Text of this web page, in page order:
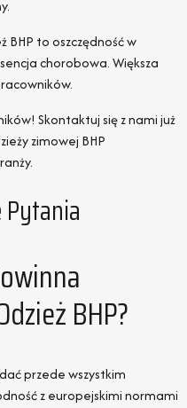
BHP to oszczędność w
chorobowa. Większa
Skontaktuj się z nami już
zimowej BHP
Pytania
BHP?
przede wszystkim
z europejskimi normami